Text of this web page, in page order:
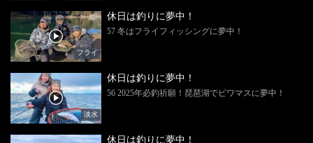
フライ
休日は釣りに夢中！
57 冬はフライフィッシングに夢中！
淡水
休日は釣りに夢中！
56 2025年必釣祈願！琵琶湖でビワマスに夢中！
休日は釣りに夢中！